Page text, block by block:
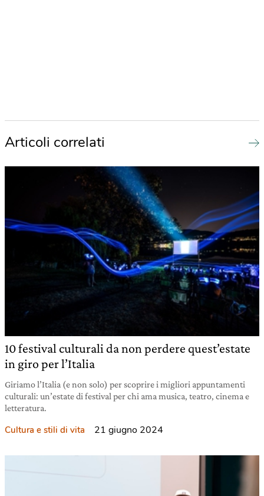
Articoli correlati
10 festival culturali da non perdere quest’estate
in giro per l’Italia
Giriamo l’Italia (e non solo) per scoprire i migliori appuntamenti
culturali: un’estate di festival per chi ama musica, teatro, cinema e
letteratura.
Cultura e stili di vita 21 giugno 2024